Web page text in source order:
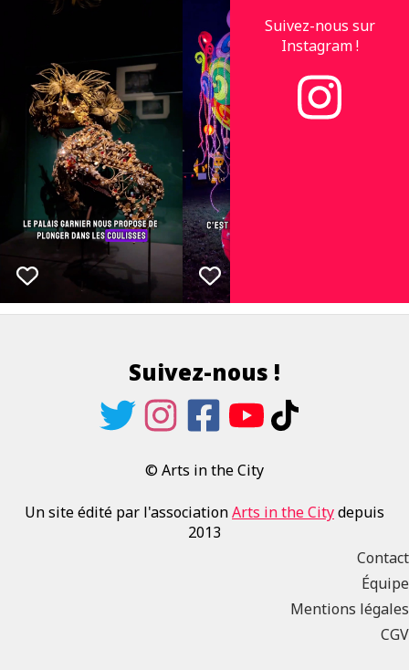
Suivez-nous sur
Instagram !
Suivez-nous !
© Arts in the City
Un site édité par l'associationArts in the Citydepuis
2013
Contact
Équipe
Mentions légales
CGV